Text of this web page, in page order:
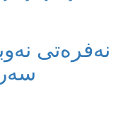
نەفرەتی